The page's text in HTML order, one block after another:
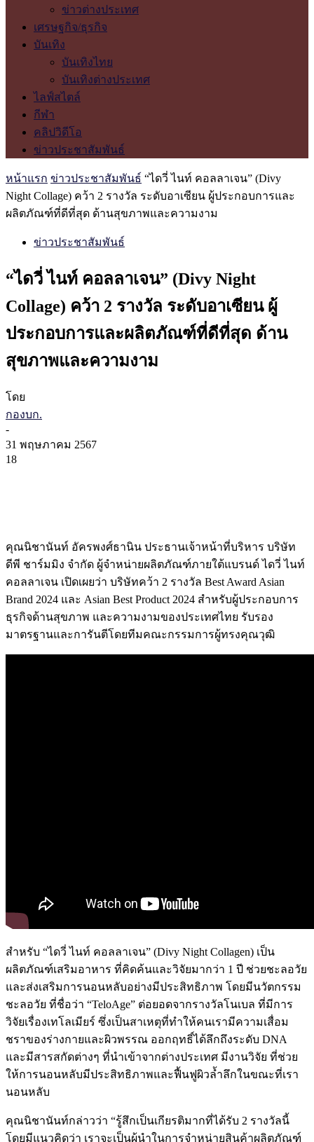
ข่าวต่างประเทศ
เศรษฐกิจ/ธุรกิจ
บันเทิง
บันเทิงไทย
บันเทิงต่างประเทศ
ไลฟ์สไตล์
กีฬา
คลิปวิดีโอ
ข่าวประชาสัมพันธ์
หน้าแรก ข่าวประชาสัมพันธ์ “ไดวี่ ไนท์ คอลลาเจน” (Divy
Night Collage) คว้า 2 รางวัล ระดับอาเซียน ผู้ประกอบการและ
ผลิตภัณฑ์ที่ดีที่สุด ด้านสุขภาพและความงาม
ข่าวประชาสัมพันธ์
“ไดวี่ ไนท์ คอลลาเจน” (Divy Night
Collage) คว้า 2 รางวัล ระดับอาเซียน ผู้
ประกอบการและผลิตภัณฑ์ที่ดีที่สุด ด้าน
สุขภาพและความงาม
โดย
กองบก.
-
31 พฤษภาคม 2567
18
คุณนิชานันท์ อัครพงศ์ธานิน ประธานเจ้าหน้าที่บริหาร บริษัท
ดีพี ชาร์มมิง จํากัด ผู้จำหน่ายผลิตภัณฑ์ภายใต้แบรนด์ ไดวี่ ไนท์
คอลลาเจน เปิดเผยว่า บริษัทคว้า 2 รางวัล Best Award Asian
Brand 2024 และ Asian Best Product 2024 สำหรับผู้ประกอบการ
ธุรกิจด้านสุขภาพ และความงามของประเทศไทย รับรอง
มาตรฐานและการันตีโดยทีมคณะกรรมการผู้ทรงคุณวุฒิ
สำหรับ “ไดวี่ ไนท์ คอลลาเจน” (Divy Night Collagen) เป็น
ผลิตภัณฑ์เสริมอาหาร ที่คิดค้นและวิจัยมากว่า 1 ปี ช่วยชะลอวัย
และส่งเสริมการนอนหลับอย่างมีประสิทธิภาพ โดยมีนวัตกรรม
ชะลอวัย ที่ชื่อว่า “TeloAge” ต่อยอดจากรางวัลโนเบล ที่มีการ
วิจัยเรื่องเทโลเมียร์ ซึ่งเป็นสาเหตุที่ทำให้คนเรามีความเสื่อม
ชราของร่างกายและผิวพรรณ ออกฤทธิ์ได้ลึกถึงระดับ DNA
และมีสารสกัดต่างๆ ที่นำเข้าจากต่างประเทศ มีงานวิจัย ที่ช่วย
ให้การนอนหลับมีประสิทธิภาพและฟื้นฟูผิวล้ำลึกในขณะที่เรา
นอนหลับ
คุณนิชานันท์กล่าวว่า “รู้สึกเป็นเกียรติมากที่ได้รับ 2 รางวัลนี้
โดยมีแนวคิดว่า เราจะเป็นผู้นำในการจำหน่ายสินค้าผลิตภัณฑ์